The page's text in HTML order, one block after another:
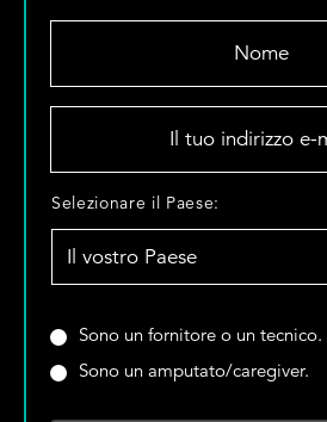
m
e
t
u
o
i
i
S
e
e
i
o
n
Selezionare il Paese:
S
i
e
Sono un fornitore o un tecnico.
Sono un amputato/caregiver.